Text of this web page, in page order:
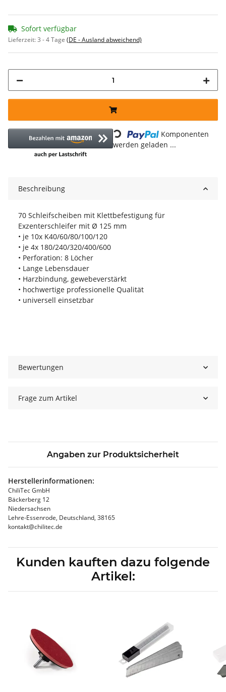
Sofort verfügbar
Lieferzeit:3 - 4 Tage (DE - Ausland abweichend)
Loading...
Komponenten
werden geladen ...
Beschreibung
70 Schleifscheiben mit Klettbefestigung für
Exzenterschleifer mit Ø 125 mm
• je 10x K40/60/80/100/120
• je 4x 180/240/320/400/600
• Perforation: 8 Löcher
• Lange Lebensdauer
• Harzbindung, gewebeverstärkt
• hochwertige professionelle Qualität
• universell einsetzbar
Bewertungen
Frage zum Artikel
Angaben zur Produktsicherheit
Herstellerinformationen:
ChiliTec GmbH
Bäckerberg 12
Niedersachsen
Lehre-Essenrode, Deutschland, 38165
kontakt@chilitec.de
Kunden kauften dazu folgende
Artikel: